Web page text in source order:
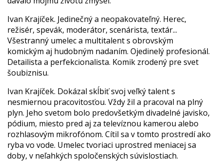
Ivan Krajíček. Jedinečný a neopakovateľný. Herec,
režisér, spevák, moderátor, scenárista, textár...
Všestranný umelec a multitalent s obrovským
komickým aj hudobným nadaním. Ojedinelý profesionál.
Detailista a perfekcionalista. Komik zrodený pre svet
šoubiznisu.
Ivan Krajíček. Dokázal skĺbiť svoj veľký talent s
nesmiernou pracovitosťou. Vždy žil a pracoval na plný
plyn. Jeho svetom bolo predovšetkým divadelné javisko,
pódium, miesto pred aj za televíznou kamerou alebo
rozhlasovým mikrofónom. Cítil sa v tomto prostredí ako
ryba vo vode. Umelec tvoriaci uprostred meniacej sa
doby, v neľahkých spoločenských súvislostiach.